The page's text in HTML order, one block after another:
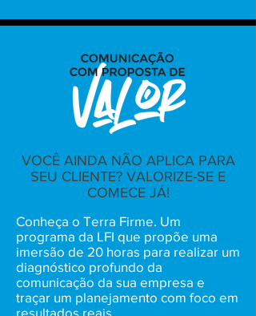
VOCÊ AINDA NÃO APLICA PARA
SEU CLIENTE? VALORIZE-SE E
COMECE JÁ!
Conheça o Terra Firme. Um
programa da LFI que propõe uma
imersão de 20 horas para realizar um
diagnóstico profundo da
comunicação da sua empresa e
traçar um planejamento com foco em
resultados reais.